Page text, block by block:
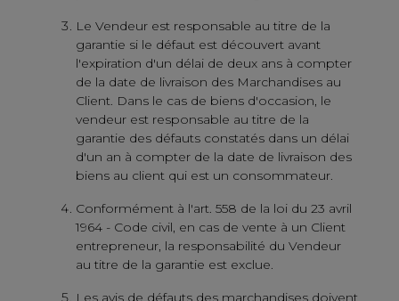
Le Vendeur est responsable au titre de la
garantie si le défaut est découvert avant
l'expiration d'un délai de deux ans à compter
de la date de livraison des Marchandises au
Client. Dans le cas de biens d'occasion, le
vendeur est responsable au titre de la
garantie des défauts constatés dans un délai
d'un an à compter de la date de livraison des
biens au client qui est un consommateur.
Conformément à l'art. 558 de la loi du 23 avril
1964 - Code civil, en cas de vente à un Client
entrepreneur, la responsabilité du Vendeur
au titre de la garantie est exclue.
Les avis de défauts des marchandises doivent